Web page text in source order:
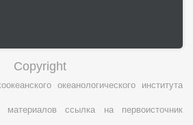
Copyright
океанологического института
ссылка на первоисточник